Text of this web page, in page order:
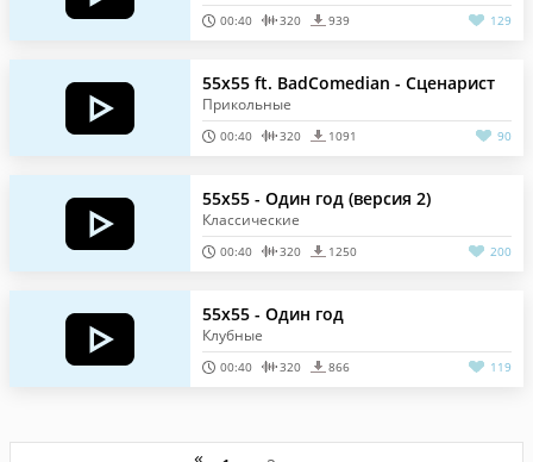
00:40 320 939 129
55x55 ft. BadComedian - Сценарист
Прикольные
00:40 320 1091 90
55x55 - Один год (версия 2)
Классические
00:40 320 1250 200
55x55 - Один год
Клубные
00:40 320 866 119